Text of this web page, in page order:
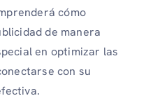
cómo
de manera
en optimizar las
con su